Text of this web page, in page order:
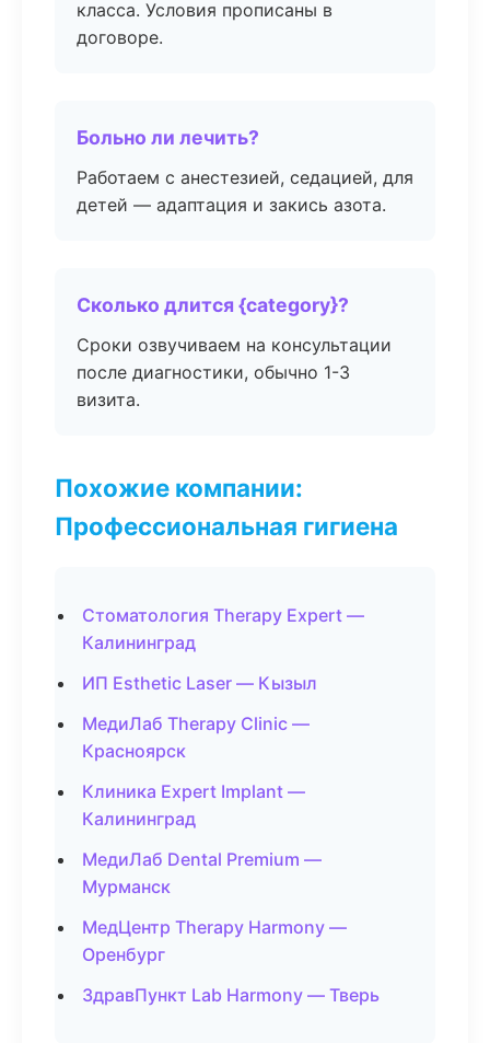
класса. Условия прописаны в
договоре.
Больно ли лечить?
Работаем с анестезией, седацией, для
детей — адаптация и закись азота.
Сколько длится {category}?
Сроки озвучиваем на консультации
после диагностики, обычно 1-3
визита.
Похожие компании:
Профессиональная гигиена
Стоматология Therapy Expert —
Калининград
ИП Esthetic Laser — Кызыл
МедиЛаб Therapy Clinic —
Красноярск
Клиника Expert Implant —
Калининград
МедиЛаб Dental Premium —
Мурманск
МедЦентр Therapy Harmony —
Оренбург
ЗдравПункт Lab Harmony — Тверь